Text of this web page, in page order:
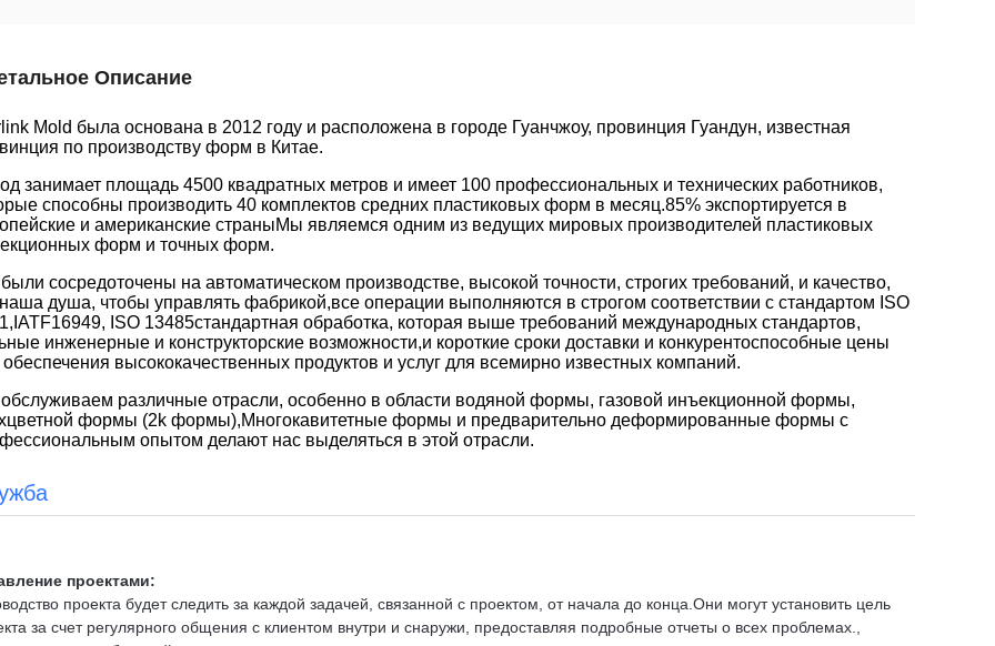
Описание
Mold была основана в 2012 году и расположена в городе Гуанчжоу, провинция Гуандун, известная
по производству форм в Китае.
занимает площадь 4500 квадратных метров и имеет 100 профессиональных и технических работников,
способны производить 40 комплектов средних пластиковых форм в месяц.85% экспортируется в
и американские страныМы являемся одним из ведущих мировых производителей пластиковых
форм и точных форм.
сосредоточены на автоматическом производстве, высокой точности, строгих требований, и качество,
душа, чтобы управлять фабрикой,все операции выполняются в строгом соответствии с стандартом ISO
IATF16949, ISO 13485стандартная обработка, которая выше требований международных стандартов,
инженерные и конструкторские возможности,и короткие сроки доставки и конкурентоспособные цены
высококачественных продуктов и услуг для всемирно известных компаний.
различные отрасли, особенно в области водяной формы, газовой инъекционной формы,
формы (2k формы),Многокавитетные формы и предварительно деформированные формы с
опытом делают нас выделяться в этой отрасли.
проектами:
проекта будет следить за каждой задачей, связанной с проектом, от начала до конца.Они могут установить цель
за счет регулярного общения с клиентом внутри и снаружи, предоставляя подробные отчеты о всех проблемах.,